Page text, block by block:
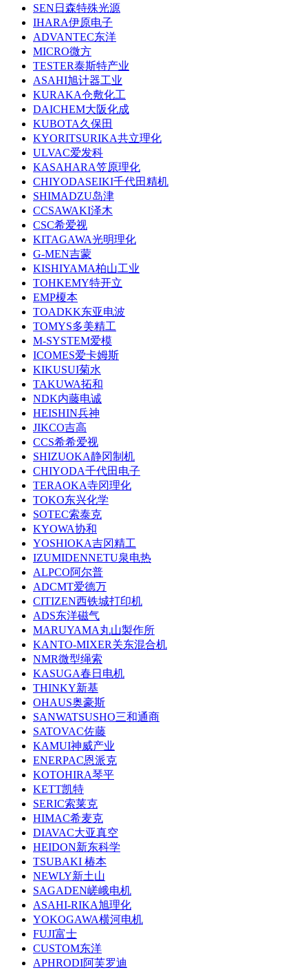
SEN日森特殊光源
IHARA伊原电子
ADVANTEC东洋
MICRO微方
TESTER泰斯特产业
ASAHI旭计器工业
KURAKA仓敷化工
DAICHEM大阪化成
KUBOTA久保田
KYORITSURIKA共立理化
ULVAC爱发科
KASAHARA笠原理化
CHIYODASEIKI千代田精机
SHIMADZU岛津
CCSAWAKI泽木
CSC希爱视
KITAGAWA光明理化
G-MEN吉蒙
KISHIYAMA柏山工业
TOHKEMY特开立
EMP榎本
TOADKK东亚电波
TOMYS多美精工
M-SYSTEM爱模
ICOMES爱卡姆斯
KIKUSUI菊水
TAKUWA拓和
NDK内藤电诚
HEISHIN兵神
JIKCO吉高
CCS希希爱视
SHIZUOKA静冈制机
CHIYODA千代田电子
TERAOKA寺冈理化
TOKO东兴化学
SOTEC索泰克
KYOWA协和
YOSHIOKA吉冈精工
IZUMIDENNETU泉电热
ALPCO阿尔普
ADCMT爱德万
CITIZEN西铁城打印机
ADS东洋磁气
MARUYAMA丸山製作所
KANTO-MIXER关东混合机
NMR微型绳索
KASUGA春日电机
THINKY新基
OHAUS奥豪斯
SANWATSUSHO三和通商
SATOVAC佐藤
KAMUI神威产业
ENERPAC恩派克
KOTOHIRA琴平
KETT凯特
SERIC索莱克
HIMAC希麦克
DIAVAC大亚真空
HEIDON新东科学
TSUBAKI 椿本
NEWLY新土山
SAGADEN嵯峨电机
ASAHI-RIKA旭理化
YOKOGAWA横河电机
FUJI富士
CUSTOM东洋
APHRODI阿芙罗迪